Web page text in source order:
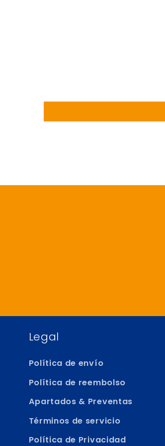
Legal
Política de envío
Política de reembolso
Apartados & Preventas
Términos de servicio
Política de Privacidad